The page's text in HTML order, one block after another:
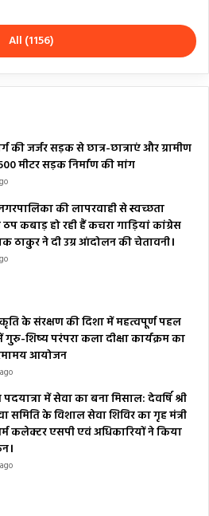
All (1156)
की जर्जर सड़क से छात्र-छात्राएं और ग्रामीण
मीटर सड़क निर्माण की मांग
की लापरवाही से स्वच्छता
कबाड़ हो रही हैं कचरा गाड़ियां कांग्रेस
ठाकुर ने दी उग्र आंदोलन की चेतावनी।
के संरक्षण की दिशा में महत्वपूर्ण पहल
शिष्य परंपरा कला दीक्षा कार्यक्रम का
आयोजन
में सेवा का बना मिसाल: देवर्षि श्री
समिति के विशाल सेवा शिविर का गृह मंत्री
कलेक्टर एसपी एवं अधिकारियों ने किया